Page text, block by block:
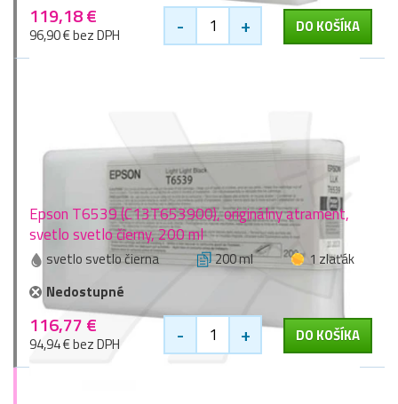
119,18 €
96,90 € bez DPH - + DO KOŠÍKA
Epson T6539 (C13T653900), originálny atrament,
svetlo svetlo čierny, 200 ml
svetlo svetlo čierna 200 ml
1 zlaťák
Nedostupné
116,77 €
94,94 € bez DPH - + DO KOŠÍKA